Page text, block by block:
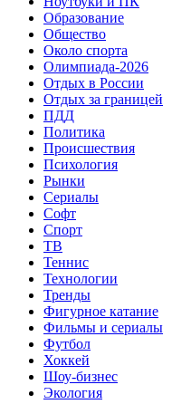
Образование
Общество
Около спорта
Олимпиада-2026
Отдых в России
Отдых за границей
ПДД
Политика
Происшествия
Психология
Рынки
Сериалы
Софт
Спорт
ТВ
Теннис
Технологии
Тренды
Фигурное катание
Фильмы и сериалы
Футбол
Хоккей
Шоу-бизнес
Экология